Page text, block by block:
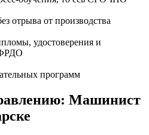
отрыва от производства
удостоверения и
программ
Машинист